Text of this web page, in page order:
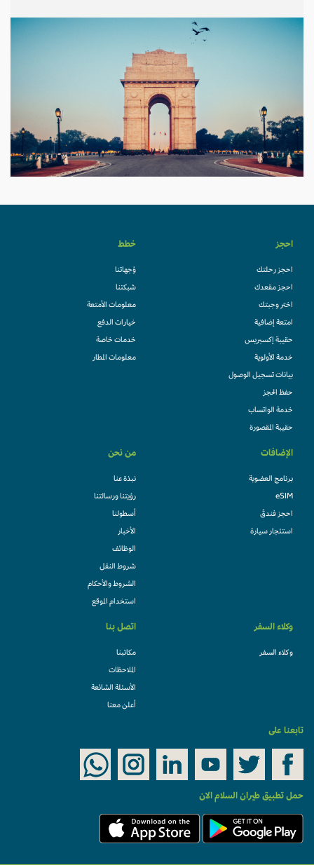
احجز
احجز رحلتك
احجز مقعدك
اختر وجبتك
امتعة إضافية
حقيبة إكسبريس
خدمة الأولوية
بيانات تسجيل الوصول
حفظ الحجز
خدمة الواتساب
حقيبة المقصورة
خطط
وُجهاتنا
شبكتنا
معلومات الأمتعة
خيارات الدفع
خدمات خاصة
معلومات المطار
الإضافات
برنامج العضوية
eSIM
احجز فندقً
استئجار سيارة
من نحن
نبذة عنا
رؤيتنا ورسالتنا
أسطولنا
الأخبار
الوظائف
شروط النقل
الشروط والأحكام
استخدام الموقع
وكلاء السفر
وكلاء السفر
اتصل بنا
مكاتبنا
الملاحظات
الأسئلة الشائعة
أعلن معنا
تابعنا على
حمل تطبيق طيران السلام الان